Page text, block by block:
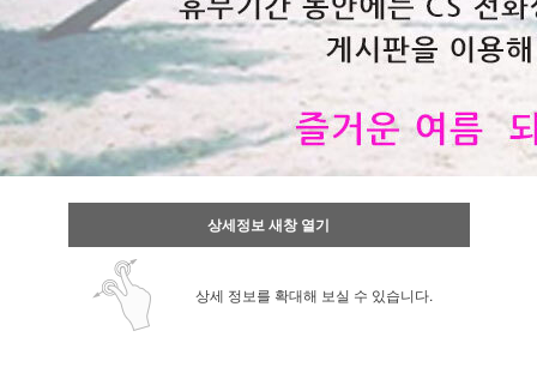
상세정보 새창 열기
상세 정보를 확대해 보실 수 있습니다.